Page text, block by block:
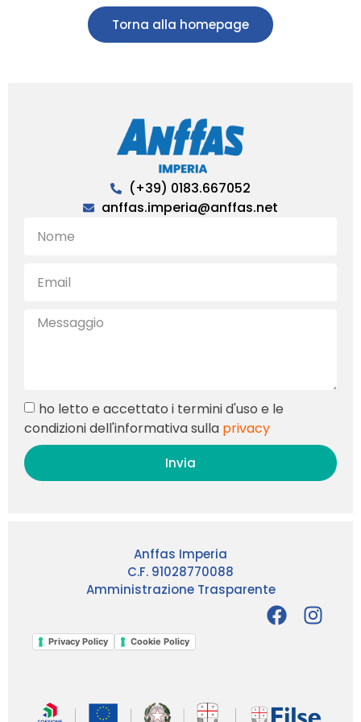
Torna alla homepage
(+39) 0183.667052
anffas.imperia@anffas.net
ho letto e accettato i termini d'uso e le
condizioni dell'informativa sulla privacy
Invia
Anffas Imperia
C.F. 91028770088
Amministrazione Trasparente
Privacy Policy Cookie Policy